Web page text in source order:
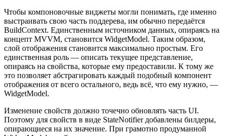
Чтобы компоновочные виджеты могли понимать, где именно
выстраивать свою часть поддерева, им обычно передаётся
BuildContext. Единственным источником данных, опираясь на
концепт MVVM, становится WidgetModel. Таким образом,
слой отображения становится максимально простым. Его
единственная роль — описать текущее представление,
опираясь на свойства, которые ему предоставили. К тому же
это позволяет абстрагировать каждый подобный компонент
отображения от всего остального, ведь всё, что ему нужно, —
WidgetModel.
Изменение свойств должно точечно обновлять часть UI.
Поэтому для свойств в виде StateNotifier добавлены билдеры,
опирающиеся на их значение. При грамотно продуманной